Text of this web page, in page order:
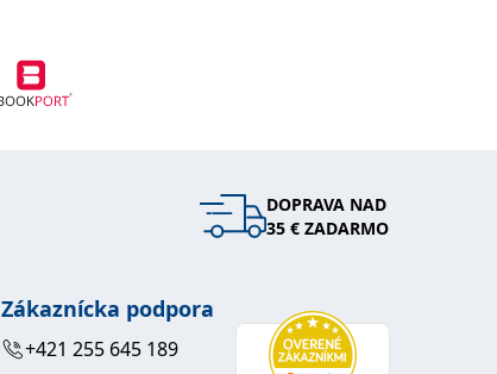
DOPRAVA NAD
35 € ZADARMO
Zákaznícka podpora
+421 255 645 189